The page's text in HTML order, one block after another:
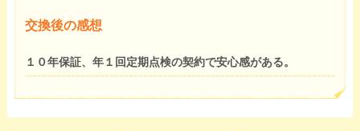
交換後の感想
１０年保証、年１回定期点検の契約で安心感がある。